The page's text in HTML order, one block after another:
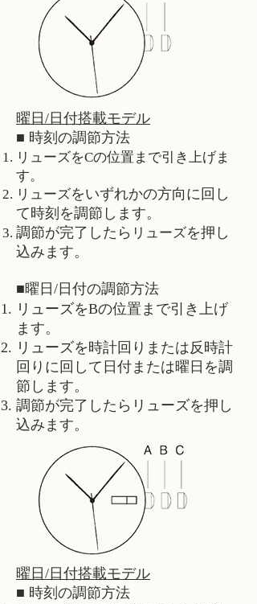
曜日/日付搭載モデル
■ 時刻の調節方法
リューズをCの位置まで引き上げま
す。
リューズをいずれかの方向に回し
て時刻を調節します。
調節が完了したら リューズを押し
込みます。
■曜日/日付の調節方法
リューズをBの位置まで引き上げ
ます。
リューズを時計回りまたは反時計
回りに回して日付または曜日を調
節します。
調節が完了したら リューズを押し
込みます。
曜日/日付搭載モデル
■ 時刻の調節方法